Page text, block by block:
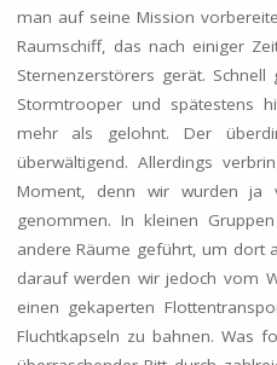
man auf seine Mission
Raumschiff, das nach einiger
Sternenzerstörers gerät.
Stormtrooper und spätestens
mehr als gelohnt. Der
überwältigend. Allerdings
Moment, denn wir wurden ja
genommen. In kleinen
andere Räume geführt, um dort
darauf werden wir jedoch vom
einen gekaperten
Fluchtkapseln zu bahnen. Was